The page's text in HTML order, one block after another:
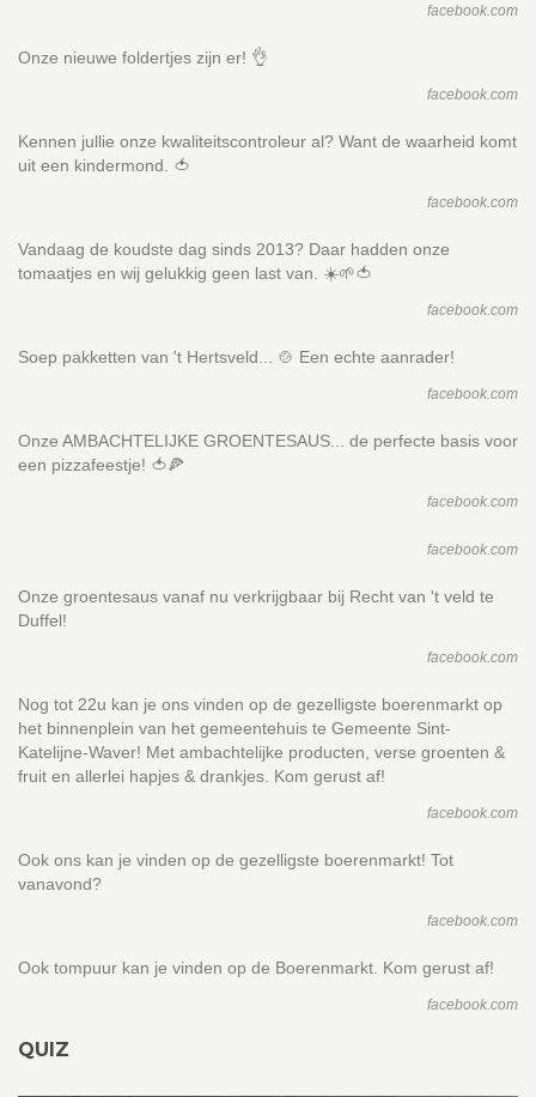
facebook.com
Onze nieuwe foldertjes zijn er! 👌
facebook.com
Kennen jullie onze kwaliteitscontroleur al? Want de waarheid komt
uit een kindermond. 🍅
facebook.com
Vandaag de koudste dag sinds 2013? Daar hadden onze
tomaatjes en wij gelukkig geen last van. ☀️🌱🍅
facebook.com
Soep pakketten van 't Hertsveld... 🍲 Een echte aanrader!
facebook.com
Onze AMBACHTELIJKE GROENTESAUS... de perfecte basis voor
een pizzafeestje! 🍅🍕
facebook.com
facebook.com
Onze groentesaus vanaf nu verkrijgbaar bij Recht van 't veld te
Duffel!
facebook.com
Nog tot 22u kan je ons vinden op de gezelligste boerenmarkt op
het binnenplein van het gemeentehuis te Gemeente Sint-
Katelijne-Waver! Met ambachtelijke producten, verse groenten &
fruit en allerlei hapjes & drankjes. Kom gerust af!
facebook.com
Ook ons kan je vinden op de gezelligste boerenmarkt! Tot
vanavond?
facebook.com
Ook tompuur kan je vinden op de Boerenmarkt. Kom gerust af!
facebook.com
QUIZ